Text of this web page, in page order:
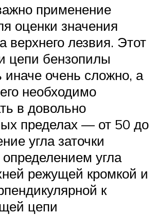
применение
оценки значения
верхнего лезвия. Этот
цепи бензопилы
иначе очень сложно, а
необходимо
в довольно
пределах — от 50 до
угла заточки
угла
режущей кромкой и
к
цепи